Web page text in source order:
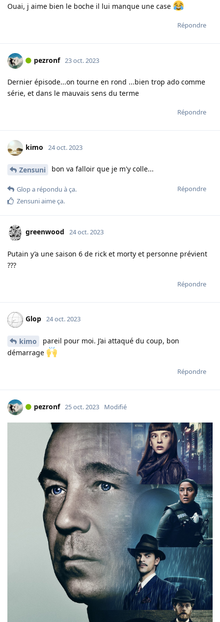
Ouai, j aime bien le boche il lui manque une case
Répondre
pezronf 23 oct. 2023
Dernier épisode...on tourne en rond ...bien trop ado comme
série, et dans le mauvais sens du terme
Répondre
kimo 24 oct. 2023
Zensuni bon va falloir que je m'y colle...
Répondre
Glopa répondu à ça.
Zensuniaime ça.
greenwood 24 oct. 2023
Putain y’a une saison 6 de rick et morty et personne prévient
???
Répondre
Glop 24 oct. 2023
kimo
pareil pour moi. J’ai attaqué du coup, bon
démarrage
Répondre
pezronf 25 oct. 2023 Modifié